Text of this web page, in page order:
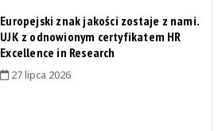
Europejski znak jakości zostaje z nami.
UJK z odnowionym certyfikatem HR
Excellence in Research
27 lipca 2026